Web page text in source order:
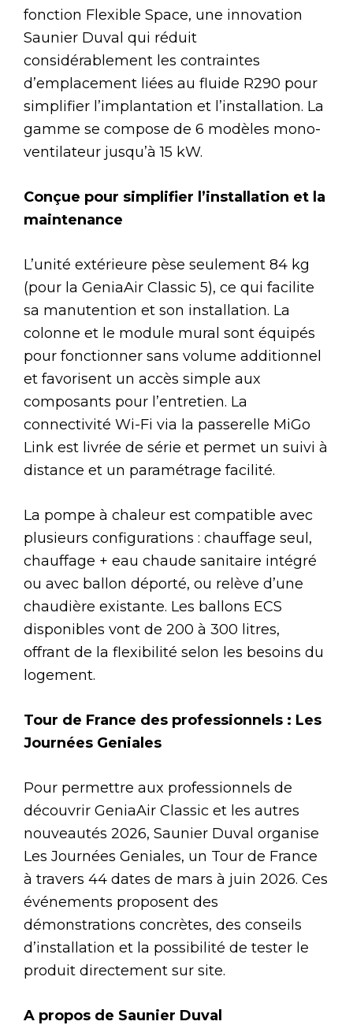
fonction Flexible Space, une innovation
Saunier Duval qui réduit
considérablement les contraintes
d’emplacement liées au fluide R290 pour
simplifier l’implantation et l’installation. La
gamme se compose de 6 modèles mono-
ventilateur jusqu’à 15 kW.
Conçue pour simplifier l’installation et la
maintenance
L’unité extérieure pèse seulement 84 kg
(pour la GeniaAir Classic 5), ce qui facilite
sa manutention et son installation. La
colonne et le module mural sont équipés
pour fonctionner sans volume additionnel
et favorisent un accès simple aux
composants pour l’entretien. La
connectivité Wi-Fi via la passerelle MiGo
Link est livrée de série et permet un suivi à
distance et un paramétrage facilité.
La pompe à chaleur est compatible avec
plusieurs configurations : chauffage seul,
chauffage + eau chaude sanitaire intégré
ou avec ballon déporté, ou relève d’une
chaudière existante. Les ballons ECS
disponibles vont de 200 à 300 litres,
offrant de la flexibilité selon les besoins du
logement.
Tour de France des professionnels : Les
Journées Geniales
Pour permettre aux professionnels de
découvrir GeniaAir Classic et les autres
nouveautés 2026, Saunier Duval organise
Les Journées Geniales, un Tour de France
à travers 44 dates de mars à juin 2026. Ces
événements proposent des
démonstrations concrètes, des conseils
d’installation et la possibilité de tester le
produit directement sur site.
A propos de Saunier Duval